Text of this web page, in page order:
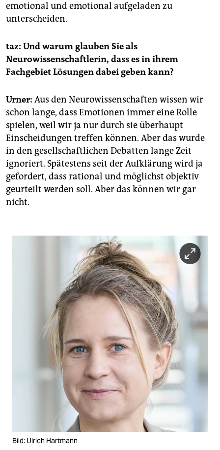
emotional und emotional aufgeladen zu
unterscheiden.
taz: Und warum glauben Sie als
Neurowissenschaftlerin, dass es in ihrem
Fachgebiet Lösungen dabei geben kann?
Urner: Aus den Neurowissenschaften wissen wir
schon lange, dass Emotionen immer eine Rolle
spielen, weil wir ja nur durch sie überhaupt
Einscheidungen treffen können. Aber das wurde
in den gesellschaftlichen Debatten lange Zeit
ignoriert. Spätestens seit der Aufklärung wird ja
gefordert, dass rational und möglichst objektiv
geurteilt werden soll. Aber das können wir gar
nicht.
Bild: Ulrich Hartmann